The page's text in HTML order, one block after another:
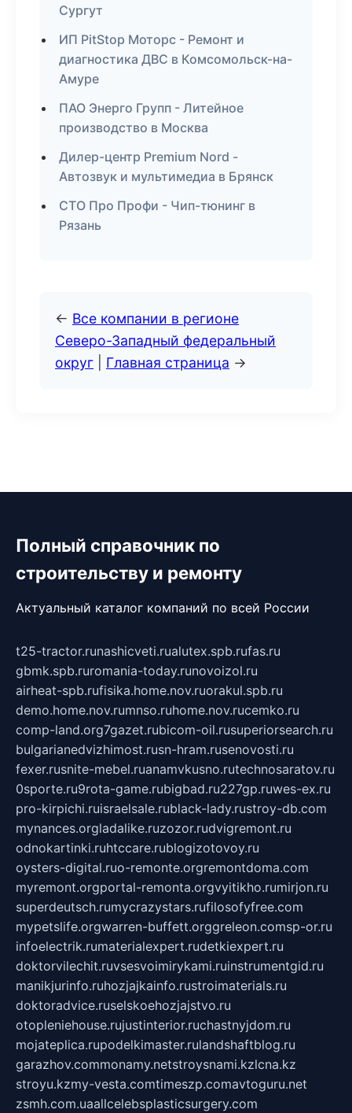
Сургут
ИП PitStop Моторс - Ремонт и
диагностика ДВС в Комсомольск-на-
Амуре
ПАО Энерго Групп - Литейное
производство в Москва
Дилер-центр Premium Nord -
Автозвук и мультимедиа в Брянск
СТО Про Профи - Чип-тюнинг в
Рязань
← Все компании в регионе
Северо-Западный федеральный
округ
Главная страница →
Полный справочник по
строительству и ремонту
Актуальный каталог компаний по всей России
t25-tractor.runashicveti.rualutex.spb.rufas.ru
gbmk.spb.ruromania-today.runovoizol.ru
airheat-spb.rufisika.home.nov.ruorakul.spb.ru
demo.home.nov.rumnso.ruhome.nov.rucemko.ru
comp-land.org7gazet.rubicom-oil.rusuperiorsearch.ru
bulgarianedvizhimost.rusn-hram.rusenovosti.ru
fexer.rusnite-mebel.ruanamvkusno.rutechnosaratov.ru
0sporte.ru9rota-game.rubigbad.ru227gp.ruwes-ex.ru
pro-kirpichi.ruisraelsale.rublack-lady.rustroy-db.com
mynances.orgladalike.ruzozor.rudvigremont.ru
odnokartinki.ruhtccare.rublogizotovoy.ru
oysters-digital.ruo-remonte.orgremontdoma.com
myremont.orgportal-remonta.orgvyitikho.rumirjon.ru
superdeutsch.rumycrazystars.rufilosofyfree.com
mypetslife.orgwarren-buffett.orggreleon.comsp-or.ru
infoelectrik.rumaterialexpert.rudetkiexpert.ru
doktorvilechit.ruvsesvoimirykami.ruinstrumentgid.ru
manikjurinfo.ruhozjajkainfo.rustroimaterials.ru
doktoradvice.ruselskoehozjajstvo.ru
otopleniehouse.rujustinterior.ruchastnyjdom.ru
mojateplica.rupodelkimaster.rulandshaftblog.ru
garazhov.commonamy.netstroysnami.kzlcna.kz
stroyu.kzmy-vesta.comtimeszp.comavtoguru.net
zsmh.com.uaallcelebsplasticsurgery.com